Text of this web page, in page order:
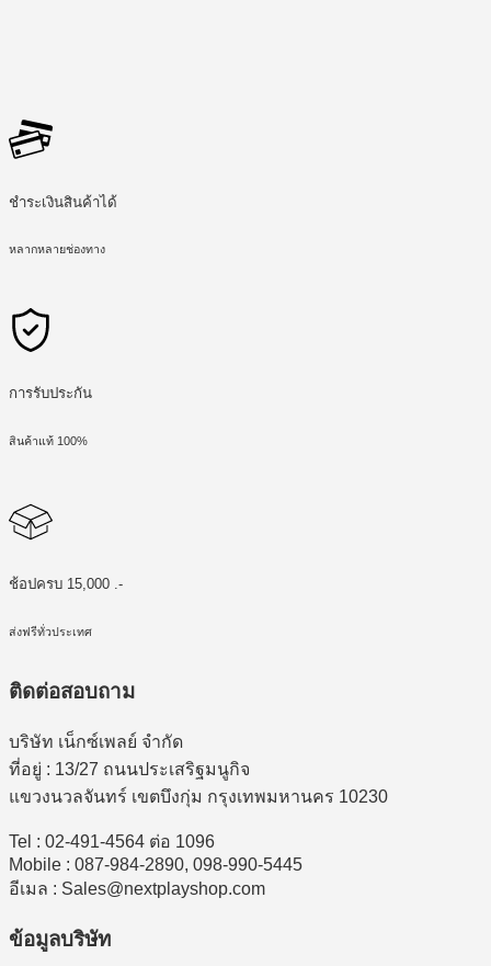
ชำระเงินสินค้าได้
หลากหลายช่องทาง
การรับประกัน
สินค้าแท้ 100%
ช้อปครบ 15,000 .-
ส่งฟรีทั่วประเทศ
ติดต่อสอบถาม
บริษัท เน็กซ์เพลย์ จำกัด
ที่อยู่ : 13/27 ถนนประเสริฐมนูกิจ
แขวงนวลจันทร์ เขตบึงกุ่ม กรุงเทพมหานคร 10230
Tel : 02-491-4564 ต่อ 1096
Mobile : 087-984-2890, 098-990-5445
อีเมล : Sales@nextplayshop.com
ข้อมูลบริษัท